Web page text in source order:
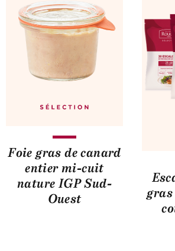
Foie gras de canard
entier mi-cuit
nature IGP Sud-
Ouest
gras